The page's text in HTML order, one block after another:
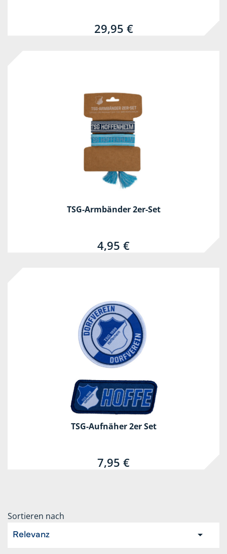
29,95 €
TSG-Armbänder 2er-Set
4,95 €
TSG-Aufnäher 2er Set
7,95 €
Sortieren nach
Relevanz